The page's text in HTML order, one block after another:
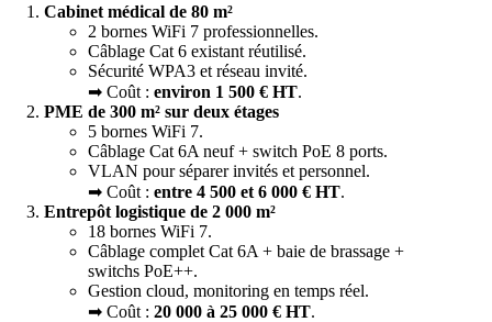
Cabinet médical de 80 m²
2 bornes WiFi 7 professionnelles.
Câblage Cat 6 existant réutilisé.
Sécurité WPA3 et réseau invité.
➡ Coût : environ 1 500 € HT.
PME de 300 m² sur deux étages
5 bornes WiFi 7.
Câblage Cat 6A neuf + switch PoE 8 ports.
VLAN pour séparer invités et personnel.
➡ Coût : entre 4 500 et 6 000 € HT.
Entrepôt logistique de 2 000 m²
18 bornes WiFi 7.
Câblage complet Cat 6A + baie de brassage +
switchs PoE++.
Gestion cloud, monitoring en temps réel.
➡ Coût : 20 000 à 25 000 € HT.